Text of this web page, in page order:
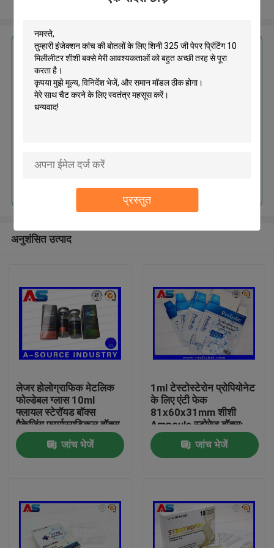
प्रस्तुत
उत्पादों
हमारे बारे में
सबसे उत्तम प्रतिदान प्राप्त करें
इंजेक्शन कांच की बोतलों के लिए शिनी
325 जी पेपर प्रिंटिंग 10 मिलीलीटर शीशी
अनुशंसित उत्पाद
लेजर होलोग्राफिक मेटलिक
फोल्डेबल ग्लास 10ml
फ्लायल स्टेरॉयड बॉक्स
पैकेजिंग फार्मास्यूटिकल बॉक्स
लेबल
जांच भेजें
1ml टेस्टोस्टेरोन प्रोपियोनेट
के लिए एंटी फेक
81x60x31mm शीशी
Ampoule स्टोरेज बॉक्स:
जांच भेजें